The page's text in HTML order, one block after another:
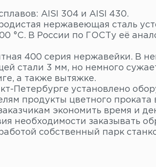
AISI 304 и AISI 430.
нержавеющая сталь
°C. В России по ГОСТу её
400 серия нержавейки. В
стали 3 мм, но немного
а также вытяжке.
Петербурге установлено
продукты цветного
экономить время и
необходимости заказывать
собственный парк